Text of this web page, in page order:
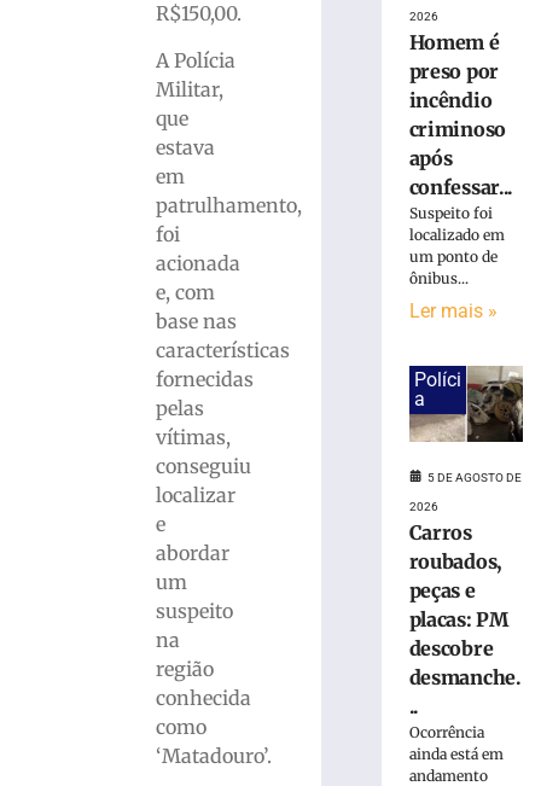
R$150,00.
A Polícia
Militar,
que
estava
em
patrulhamento,
foi
acionada
e, com
base nas
características
fornecidas
pelas
vítimas,
conseguiu
localizar
e
abordar
um
suspeito
na
região
conhecida
como
‘Matadouro’.
colidir
contra
poste
Bairro
Águas
Claras
Carros
roubados,
peças
placas:
descobre
desmanche
clandestino
margens
2026
Homem é
preso por
incêndio
criminoso
após
confessar...
Suspeito foi
localizado em
um ponto de
ônibus...
Ler mais »
Políci
a
5 DE AGOSTO DE
2026
Carros
roubados,
peças e
placas: PM
descobre
desmanche.
..
Ocorrência
ainda está em
andamento